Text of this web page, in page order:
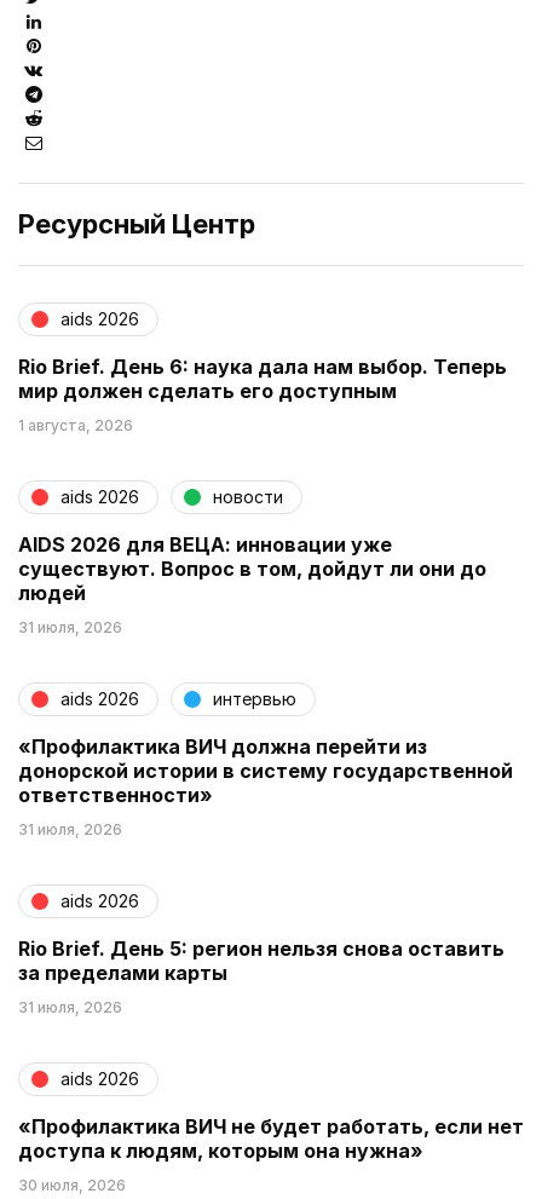
Ресурсный Центр
aids 2026
Rio Brief. День 6: наука дала нам выбор. Теперь
мир должен сделать его доступным
1 августа, 2026
aids 2026 новости
AIDS 2026 для ВЕЦА: инновации уже
существуют. Вопрос в том, дойдут ли они до
людей
31 июля, 2026
aids 2026 интервью
«Профилактика ВИЧ должна перейти из
донорской истории в систему государственной
ответственности»
31 июля, 2026
aids 2026
Rio Brief. День 5: регион нельзя снова оставить
за пределами карты
31 июля, 2026
aids 2026
«Профилактика ВИЧ не будет работать, если нет
доступа к людям, которым она нужна»
30 июля, 2026